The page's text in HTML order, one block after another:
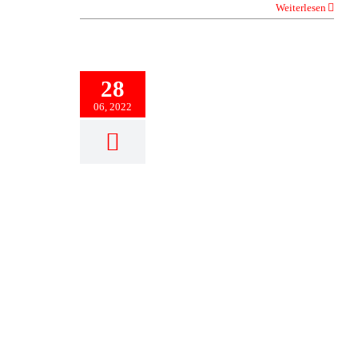
Weiterlesen
28
06, 2022